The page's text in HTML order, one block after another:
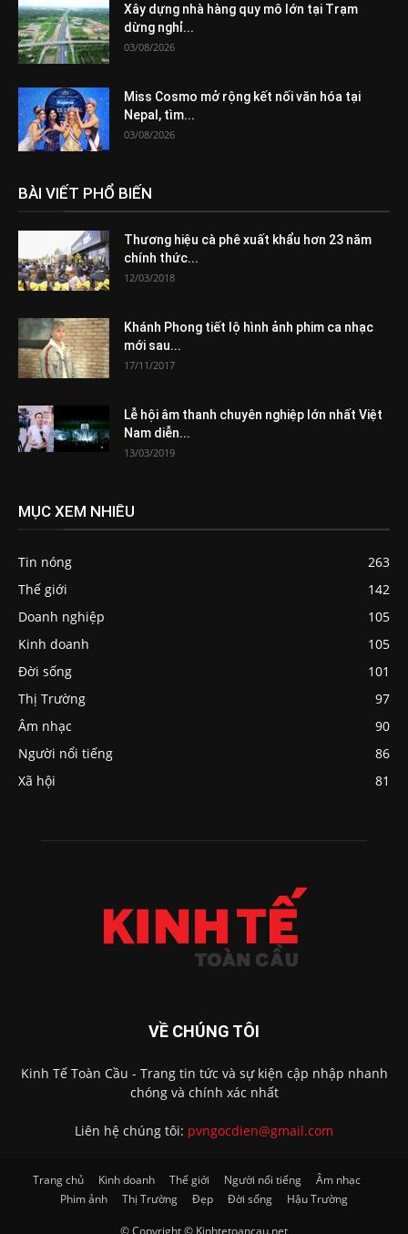
Xây dựng nhà hàng quy mô lớn tại Trạm
dừng nghỉ...
03/08/2026
Miss Cosmo mở rộng kết nối văn hóa tại
Nepal, tìm...
03/08/2026
BÀI VIẾT PHỔ BIẾN
Thương hiệu cà phê xuất khẩu hơn 23 năm
chính thức...
12/03/2018
Khánh Phong tiết lộ hình ảnh phim ca nhạc
mới sau...
17/11/2017
Lễ hội âm thanh chuyên nghiệp lớn nhất Việt
Nam diễn...
13/03/2019
MỤC XEM NHIỀU
Tin nóng
263
Thế giới
142
Doanh nghiệp
105
Kinh doanh
105
Đời sống
101
Thị Trường
97
Âm nhạc
90
Người nổi tiếng
86
Xã hội
81
VỀ CHÚNG TÔI
Kinh Tế Toàn Cầu - Trang tin tức và sự kiện cập nhập nhanh
chóng và chính xác nhất
Liên hệ chúng tôi: pvngocdien@gmail.com
Trang chủ Kinh doanh Thế giới Người nổi tiếng
Âm nhạc
Phim ảnh
Thị Trường Đẹp Đời sống Hậu Trường
© Copyright © Kinhtetoancau.net